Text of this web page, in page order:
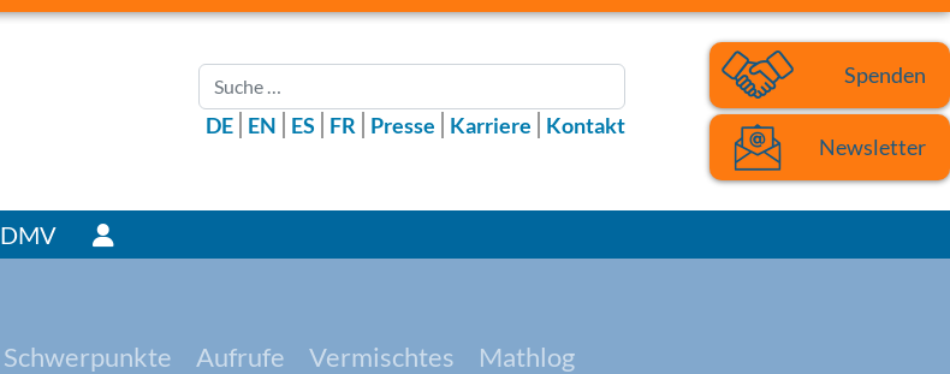
Suchen
DE EN ES FR Presse Karriere Kontakt
Spenden
Newsletter
DMV
Schwerpunkte Aufrufe Vermischtes Mathlog